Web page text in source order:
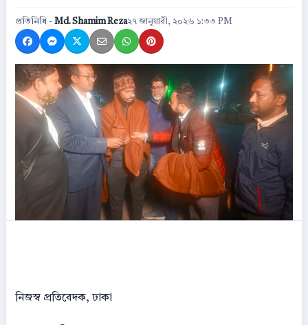
প্রতিনিধি - Md. Shamim Reza২৭ জানুয়ারী, ২০২৬ ১:৩৩ PM
Share on Facebook
Share on Messenger
Share on X
Share by Email
Share on WhatsApp
Share on Pinterest
​নিজস্ব প্রতিবেদক, ঢাকা